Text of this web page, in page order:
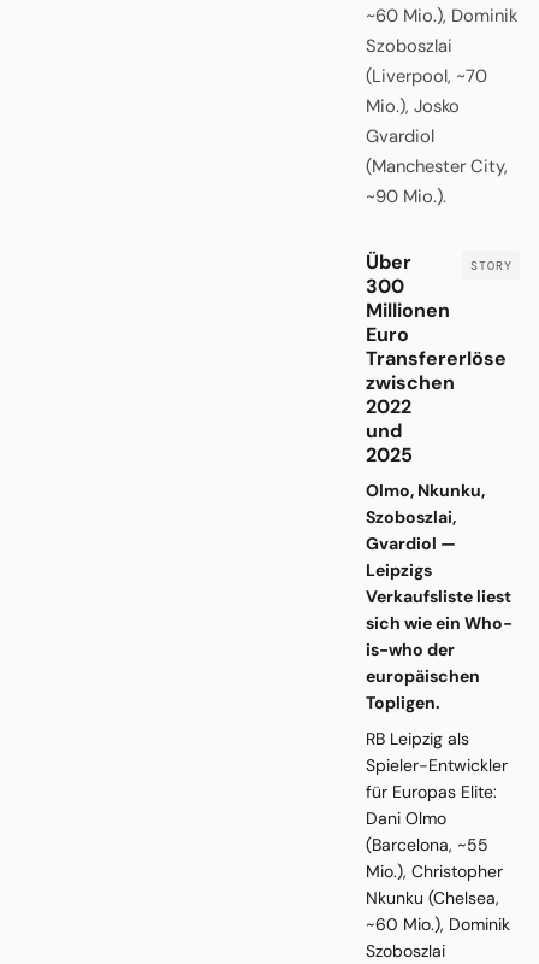
~60 Mio.), Dominik
Szoboszlai
(Liverpool, ~70
Mio.), Josko
Gvardiol
(Manchester City,
~90 Mio.).
Über
300
Millionen
Euro
Transfererlöse
zwischen
2022
und
2025
Olmo, Nkunku,
Szoboszlai,
Gvardiol —
Leipzigs
Verkaufsliste liest
sich wie ein Who-
is-who der
europäischen
Topligen.
RB Leipzig als
Spieler-Entwickler
für Europas Elite:
Dani Olmo
(Barcelona, ~55
Mio.), Christopher
Nkunku (Chelsea,
~60 Mio.), Dominik
Szoboszlai